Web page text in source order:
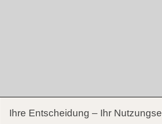
Ihre Entscheidung – Ihr